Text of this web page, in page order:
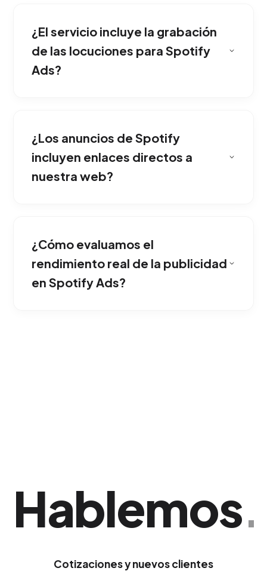
(como entrenar o estudiar) para asegurar que
tu marca acompañe al cliente ideal.
¿El servicio incluye la grabación
de las locuciones para Spotify
Ads?
publicitarias atractivas que resuenen
perfectamente con la identidad sonora de tu
empresa.
¿Los anuncios de Spotify
incluyen enlaces directos a
nuestra web?
clicable en la pantalla de la aplicación que
dirige a los usuarios a tu embudo de ventas.
¿Cómo evaluamos el
rendimiento real de la publicidad
en Spotify Ads?
Hablemos.
Cotizaciones y nuevos clientes